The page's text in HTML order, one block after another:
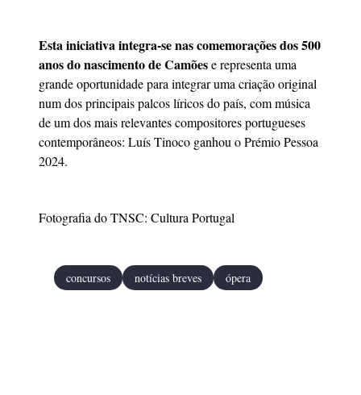
Esta iniciativa integra-se nas comemorações dos 500
anos do nascimento de Camõese representa uma
grande oportunidade para integrar uma criação original
num dos principais palcos líricos do país, com música
de um dos mais relevantes compositores portugueses
contemporâneos: Luís Tinoco ganhou o Prémio Pessoa
2024.
Fotografia do TNSC: Cultura Portugal
concursos notícias breves ópera